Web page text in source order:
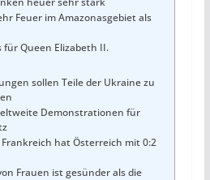
Feuer im Amazonasgebiet als
für Queen Elizabeth II.
sollen Teile der Ukraine zu
Demonstrationen für
Frankreich hat Österreich mit 0:2
Frauen ist gesünder als die